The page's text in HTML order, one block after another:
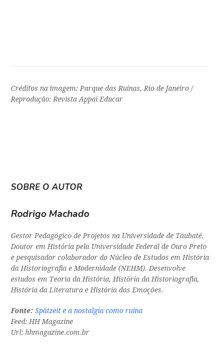
Créditos na imagem: Parque das Ruínas, Rio de Janeiro /
Reprodução: Revista Appai Educar
SOBRE O AUTOR
Rodrigo Machado
Gestor Pedagógico de Projetos na Universidade de Taubaté.
Doutor em História pela Universidade Federal de Ouro Preto
e pesquisador colaborador do Núcleo de Estudos em História
da Historiografia e Modernidade (NEHM). Desenvolve
estudos em Teoria da História, História da Historiografia,
História da Literatura e História das Emoções.
Fonte: Spätzeit e a nostalgia como ruína
Feed: HH Magazine
Url: hhmagazine.com.br